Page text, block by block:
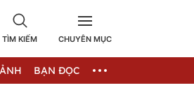
TÌM KIẾM CHUYÊN MỤC
BẠN ĐỌC